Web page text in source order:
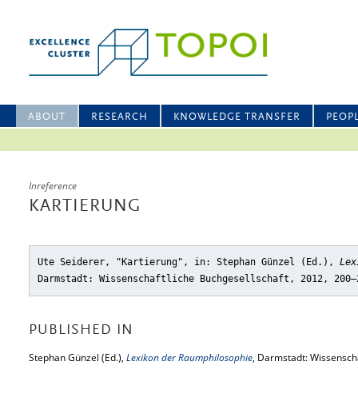
ABOUT RESEARCH KNOWLEDGE TRANSFER
Inreference
KARTIERUNG
Ute Seiderer, "Kartierung" , in: Stephan Günzel (Ed.),
Darmstadt: Wissenschaftliche Buchgesellschaft, 2012,
PUBLISHED IN
Stephan Günzel (Ed.), Lexikon der Raumphilosophie, Darmstadt: